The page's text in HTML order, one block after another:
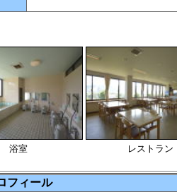
浴室 レストラン
フィール